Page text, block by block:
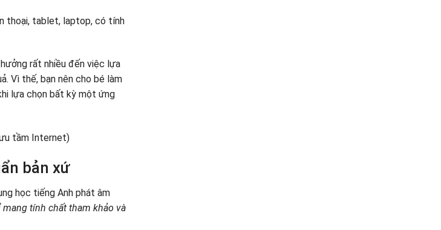
thoại, tablet, laptop, có tính
rất nhiều đến việc lựa
Vì thế, bạn nên cho bé làm
lựa chọn bất kỳ một ứng
bản xứ
học tiếng Anh phát âm
mang tính chất tham khảo và